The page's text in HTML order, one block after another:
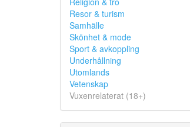
Resor & turism
Samhälle
Skönhet & mode
Sport & avkoppling
Underhållning
Utomlands
Vetenskap
Vuxenrelaterat (18+)